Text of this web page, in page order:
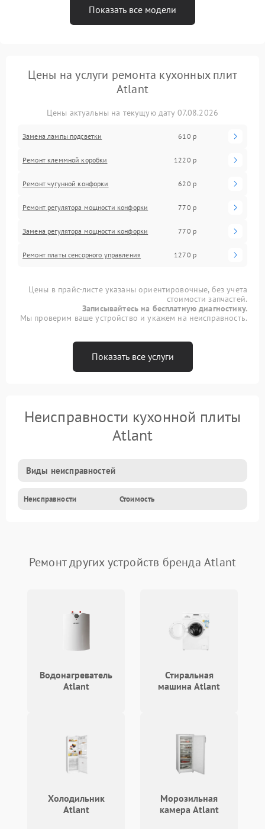
Показать все модели
Цены на услуги ремонта кухонных плит
Atlant
Цены актуальны на текущую дату 07.08.2026
Замена лампы подсветки 610 р
Ремонт клеммной коробки 1220 р
Ремонт чугунной конфорки 620 р
Ремонт регулятора мощности конфорки 770 р
Замена регулятора мощности конфорки 770 р
Ремонт платы сенсорного управления 1270 р
Цены в прайс-листе указаны ориентировочные, без учета
стоимости запчастей.
Записывайтесь на бесплатную диагностику.
Мы проверим ваше устройство и укажем на неисправность.
Показать все услуги
Неисправности кухонной плиты
Atlant
Виды неисправностей
Неисправности Стоимость
Ремонт других устройств бренда Atlant
Водонагреватель
Atlant
Стиральная
машина Atlant
Холодильник
Atlant
Морозильная
камера Atlant